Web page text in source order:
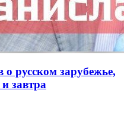
русском зарубежье,
завтра